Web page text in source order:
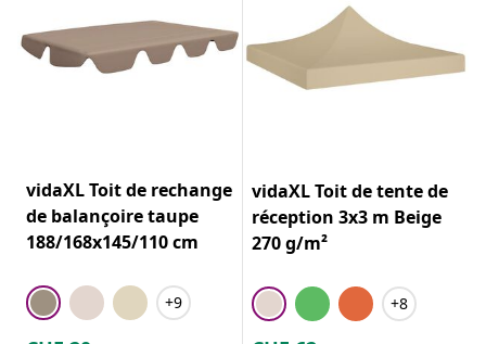
vidaXL Toit de rechange
de balançoire taupe
188/168x145/110 cm
+9
vidaXL Toit de tente de
réception 3x3 m Beige
270 g/m²
+8